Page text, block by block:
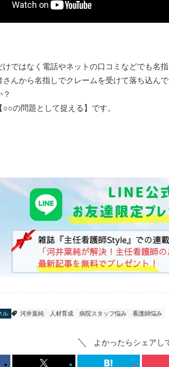
けではなく電話やネットの口コミなどでも名
さんから名指しでクレームを受けて落ち込ん
○○の問題として捉える】です。
ル 河井葉純 人材育成 病院スタッフ悩み 看護師悩み
よかったらシェアし